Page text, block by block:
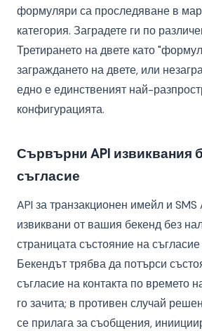
формуляри са проследяване в
категория. Заградете ги по
Третирането на двете като
заграждането на двете, или
едно е единственият най-
конфигурацията.
Сървърни API извиквания
съгласие
API за транзакционен имейл и SMS
извиквани от вашия бекенд без
страницата състояние на съгласие
Бекендът трябва да потърси
съгласие на контакта по времето
го зачита; в противен случай
се прилага за съобщения,